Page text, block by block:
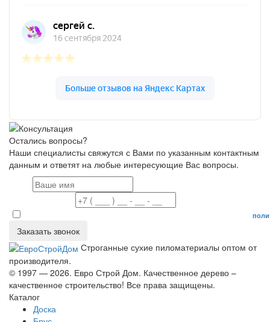
Остались вопросы?
Наши специалисты свяжутся с Вами по указанным контактным
данным и ответят на любые интересующие Вас вопросы.
Даю согласие на обработку персональных данных в соответствие с
Заказать звонок
Строганные сухие пиломатериалы оптом от
производителя.
© 1997 — 2026. Евро Строй Дом. Качественное дерево –
качественное строительство! Все права защищены.
Каталог
Доска